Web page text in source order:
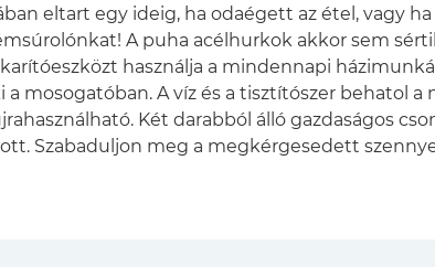
eltart egy ideig, ha odaégett az étel, vagy
A puha acélhurkok akkor sem
használja a mindennapi
mosogatóban. A víz és a tisztítószer behatol a
Két darabból álló gazdaságos
Szabaduljon meg a megkérgesedett